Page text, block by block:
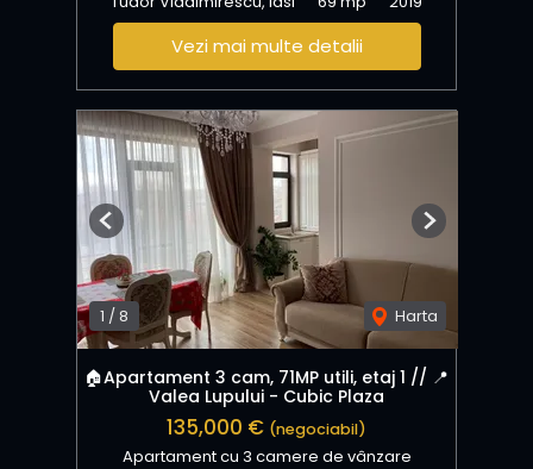
Vezi mai multe detalii
1 /8 Harta
Previous Next
🏠Apartament 3 cam, 71MP utili, etaj 1 // 📍
Valea Lupului - Cubic Plaza
135,000 € (negociabil)
Apartament cu 3 camere de vânzare